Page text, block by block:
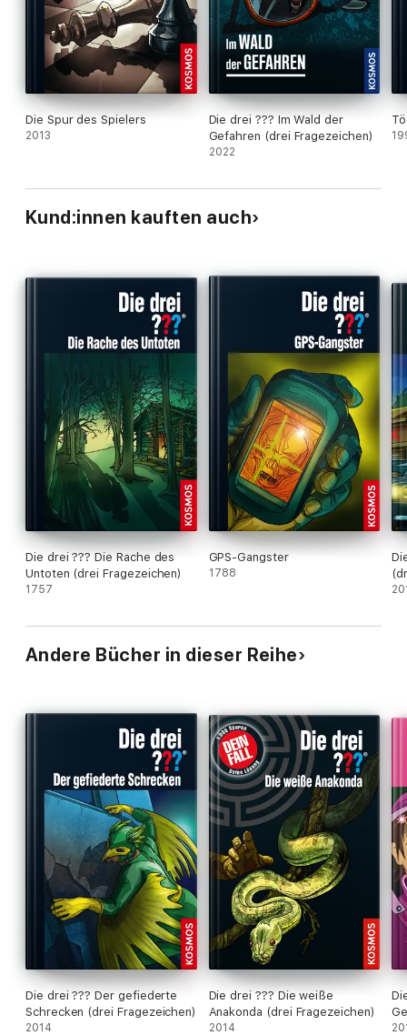
Die Spur des Spielers
2013
Die drei ??? Im Wald der
Gefahren (drei Fragezeichen)
2022
Kund:innen kauften auch
Die drei ??? Die Rache des
Untoten (drei Fragezeichen)
1757
GPS-Gangster
1788
Andere Bücher in dieser Reihe
Die drei ??? Der gefiederte
Schrecken (drei Fragezeichen)
2014
Die drei ??? Die weiße
Anakonda (drei Fragezeichen)
2014